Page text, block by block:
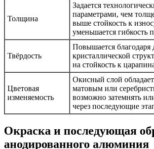
Толщина
Задается
параметрами, чем
выше стойкость к
уменьшается гибкость
Твёрдость
Повышается
кристаллической
на стойкость к
Цветовая
изменяемость
Окисный слой
матовым или
возможно затемнять
через последующие
Окраска и последующая
анодированного алюминия